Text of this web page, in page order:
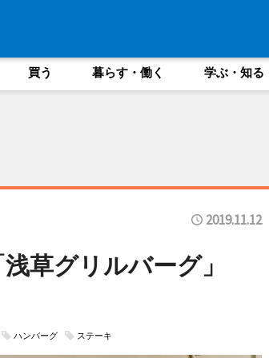
買う 暮らす・働く 学ぶ・知る
2019.11.12
浅草グリルバーグ」
ハンバーグ ステーキ